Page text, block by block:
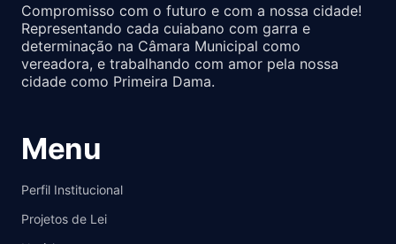
Compromisso com o futuro e com a nossa cidade!
Representando cada cuiabano com garra e
determinação na Câmara Municipal como
vereadora, e trabalhando com amor pela nossa
cidade como Primeira Dama.
Menu
Perfil Institucional
Projetos de Lei